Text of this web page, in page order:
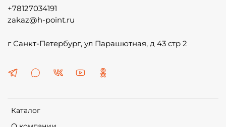
Каталог
+78127034191
zakaz@h-point.ru
г Санкт-Петербург, ул Парашютная, д 43 стр 2